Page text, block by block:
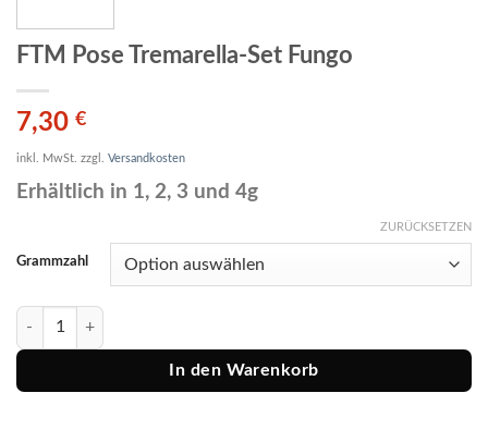
FTM Pose Tremarella-Set Fungo
7,30 €
inkl. MwSt. zzgl. Versandkosten
Erhältlich in 1, 2, 3 und 4g
Grammzahl
ZURÜCKSETZEN
FTM Pose Tremarella-Set Fungo Menge
In den Warenkorb